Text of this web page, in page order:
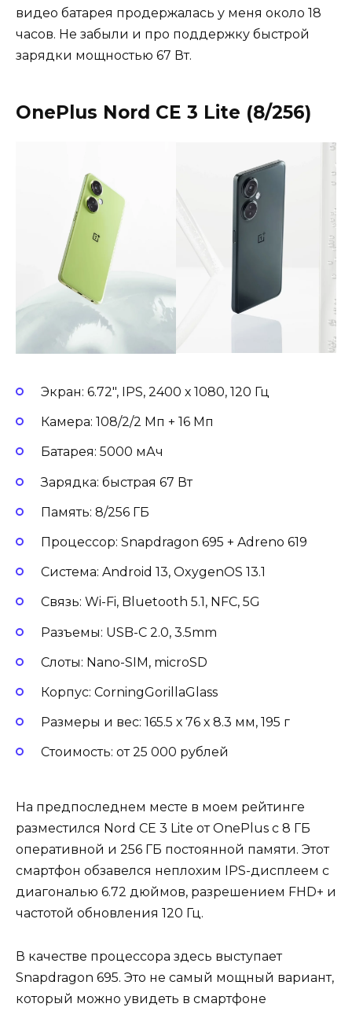
видео батарея продержалась у меня около 18
часов. Не забыли и про поддержку быстрой
зарядки мощностью 67 Вт.
OnePlus Nord CE 3 Lite (8/256)
Экран: 6.72″, IPS, 2400 х 1080, 120 Гц
Камера: 108/2/2 Мп + 16 Мп
Батарея: 5000 мАч
Зарядка: быстрая 67 Вт
Память: 8/256 ГБ
Процессор: Snapdragon 695 + Adreno 619
Система: Android 13, OxygenOS 13.1
Связь: Wi-Fi, Bluetooth 5.1, NFC, 5G
Разъемы: USB-C 2.0, 3.5mm
Слоты: Nano-SIM, microSD
Корпус: CorningGorillaGlass
Размеры и вес: 165.5 х 76 х 8.3 мм, 195 г
Стоимость: от 25 000 рублей
На предпоследнем месте в моем рейтинге
разместился Nord CE 3 Lite от OnePlus с 8 ГБ
оперативной и 256 ГБ постоянной памяти. Этот
смартфон обзавелся неплохим IPS-дисплеем с
диагональю 6.72 дюймов, разрешением FHD+ и
частотой обновления 120 Гц.
В качестве процессора здесь выступает
Snapdragon 695. Это не самый мощный вариант,
который можно увидеть в смартфоне